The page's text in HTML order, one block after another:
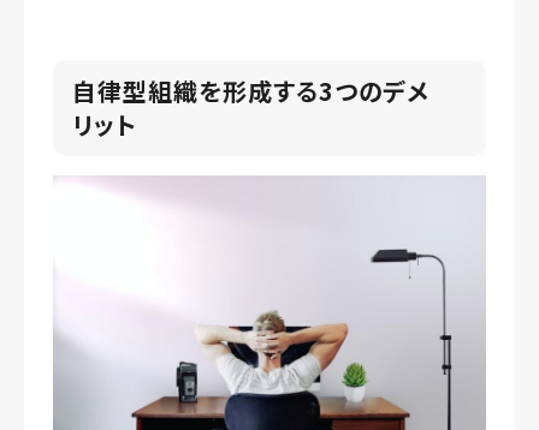
自律型組織を形成する3つのデメ
リット